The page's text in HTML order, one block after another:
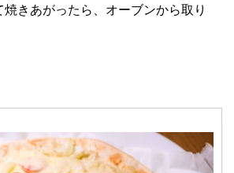
きあがったら、オーブンから取り